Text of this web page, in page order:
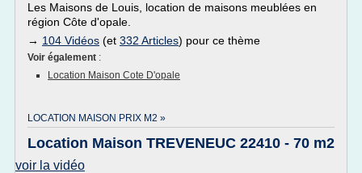
Les Maisons de Louis, location de maisons meublées en
région Côte d'opale.
→ 104 Vidéos (et 332 Articles) pour ce thème
Voir également :
Location Maison Cote D'opale
LOCATION MAISON PRIX M2 »
Location Maison TREVENEUC 22410 - 70 m2
voir la vidéo